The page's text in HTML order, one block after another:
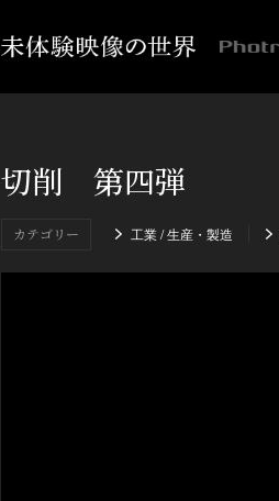
切削 第四弾
カテゴリー 工業 / 生産・製造